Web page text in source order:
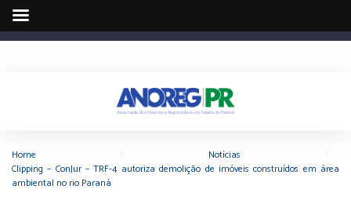
Home Notícias
Clipping – ConJur – TRF-4 autoriza demolição de imóveis construídos em área
ambiental no rio Paraná